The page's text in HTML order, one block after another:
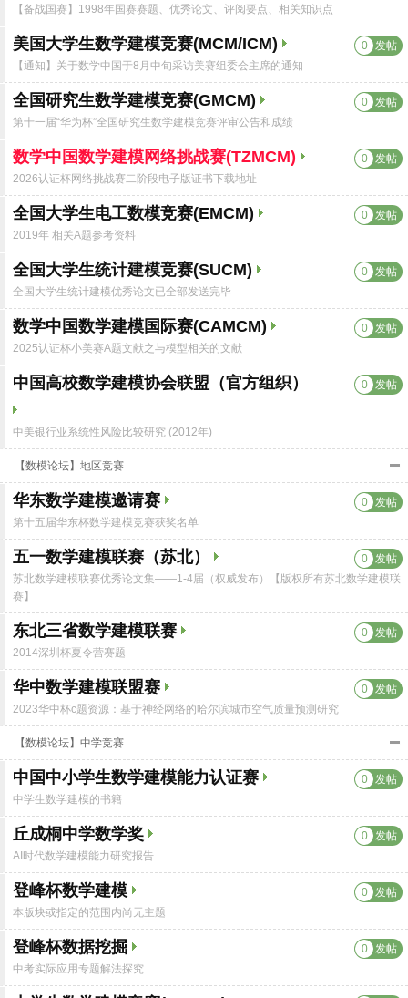
【备战国赛】1998年国赛赛题、优秀论文、评阅要点、相关知识点
美国大学生数学建模竞赛(MCM/ICM) 发帖
0
【通知】关于数学中国于8月中旬采访美赛组委会主席的通知
全国研究生数学建模竞赛(GMCM) 发帖
0
第十一届“华为杯”全国研究生数学建模竞赛评审公告和成绩
数学中国数学建模网络挑战赛(TZMCM) 发帖
0
2026认证杯网络挑战赛二阶段电子版证书下载地址
全国大学生电工数模竞赛(EMCM) 发帖
0
2019年 相关A题参考资料
全国大学生统计建模竞赛(SUCM) 发帖
0
全国大学生统计建模优秀论文已全部发送完毕
数学中国数学建模国际赛(CAMCM) 发帖
0
2025认证杯小美赛A题文献之与模型相关的文献
中国高校数学建模协会联盟（官方组织） 发帖
0
中美银行业系统性风险比较研究 (2012年)
【数模论坛】地区竞赛
华东数学建模邀请赛 发帖
0
第十五届华东杯数学建模竞赛获奖名单
五一数学建模联赛（苏北） 发帖
0
苏北数学建模联赛优秀论文集——1-4届（权威发布）【版权所有苏北数学建模联
赛】
东北三省数学建模联赛 发帖
0
2014深圳杯夏令营赛题
华中数学建模联盟赛 发帖
0
2023华中杯c题资源：基于神经网络的哈尔滨城市空气质量预测研究
【数模论坛】中学竞赛
中国中小学生数学建模能力认证赛 发帖
0
中学生数学建模的书籍
丘成桐中学数学奖 发帖
0
AI时代数学建模能力研究报告
登峰杯数学建模 发帖
0
本版块或指定的范围内尚无主题
登峰杯数据挖掘 发帖
0
中考实际应用专题解法探究